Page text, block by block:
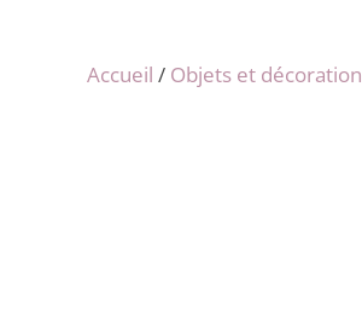
Accueil / Objets et décoration